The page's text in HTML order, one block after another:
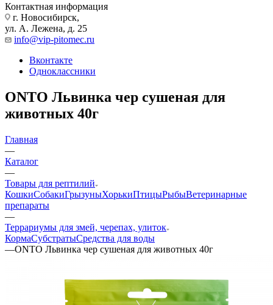
Контактная информация
г. Новосибирск,
ул. А. Лежена, д. 25
info@vip-pitomec.ru
Вконтакте
Одноклассники
ONTO Львинка чер сушеная для
животных 40г
Главная
—
Каталог
—
Товары для рептилий
КошкиСобакиГрызуныХорькиПтицыРыбыВетеринарные
препараты
—
Террариумы для змей, черепах, улиток
КормаСубстратыСредства для воды
—ONTO Львинка чер сушеная для животных 40г